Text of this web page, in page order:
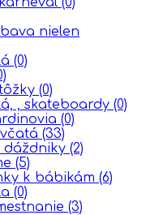
nielen
(0)
(0)
, skateboardy (0)
(0)
(33)
dáždniky (2)
(5)
k bábikám (6)
(0)
(3)